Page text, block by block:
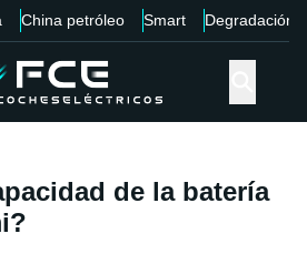
China petróleo Smart Degradación
de la batería